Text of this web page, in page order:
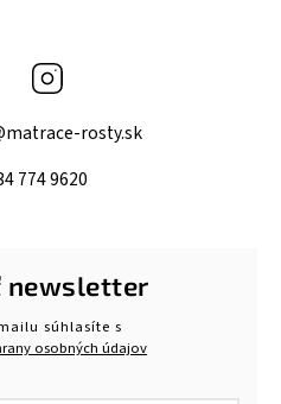
Facebook
matrace-rosty.sk
774 9620
newsletter
súhlasíte s
osobných údajov